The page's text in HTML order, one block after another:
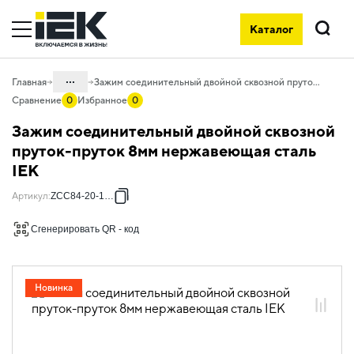
Каталог
Поиск
Главная ...
05. Системы для прокладки кабеля
05.08.01 Пассивная молниезащита и
05.08.01.03 Соединители
Зажим соединительный двойной сквозной пруток-пруток 8мм нержавеющая сталь IEK
Сравнение 0 Избранное 0
Зажим соединительный двойной сквозной
пруток-пруток 8мм нержавеющая сталь
IEK
Новинка
Артикул:ZCC84-20-1-08
Сгенерировать QR - код